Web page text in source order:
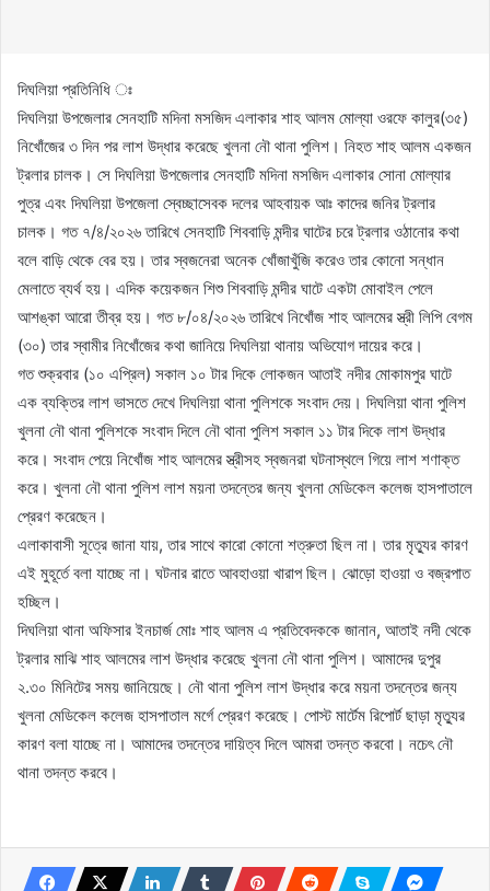
দিঘলিয়া প্রতিনিধি ঃ
দিঘলিয়া উপজেলার সেনহাটি মদিনা মসজিদ এলাকার শাহ আলম মোল্যা ওরফে কালুর(৩৫)
নিখোঁজের ৩ দিন পর লাশ উদ্ধার করেছে খুলনা নৌ থানা পুলিশ। নিহত শাহ আলম একজন
ট্রলার চালক। সে দিঘলিয়া উপজেলার সেনহাটি মদিনা মসজিদ এলাকার সোনা মোল্যার
পুত্র এবং দিঘলিয়া উপজেলা স্বেচ্ছাসেবক দলের আহবায়ক আঃ কাদের জনির ট্রলার
চালক। গত ৭/৪/২০২৬ তারিখে সেনহাটি শিববাড়ি মন্দীর ঘাটের চরে ট্রলার ওঠানোর কথা
বলে বাড়ি থেকে বের হয়। তার স্বজনেরা অনেক খোঁজাখুঁজি করেও তার কোনো সন্ধান
মেলাতে ব্যর্থ হয়। এদিক কয়েকজন শিশু শিববাড়ি মন্দীর ঘাটে একটা মোবাইল পেলে
আশঙ্কা আরো তীব্র হয়। গত ৮/০৪/২০২৬ তারিখে নিখোঁজ শাহ আলমের স্ত্রী লিপি বেগম
(৩০) তার স্বামীর নিখোঁজের কথা জানিয়ে দিঘলিয়া থানায় অভিযোগ দায়ের করে।
গত শুক্রবার (১০ এপ্রিল) সকাল ১০ টার দিকে লোকজন আতাই নদীর মোকামপুর ঘাটে
এক ব্যক্তির লাশ ভাসতে দেখে দিঘলিয়া থানা পুলিশকে সংবাদ দেয়। দিঘলিয়া থানা পুলিশ
খুলনা নৌ থানা পুলিশকে সংবাদ দিলে নৌ থানা পুলিশ সকাল ১১ টার দিকে লাশ উদ্ধার
করে। সংবাদ পেয়ে নিখোঁজ শাহ আলমের স্ত্রীসহ স্বজনরা ঘটনাস্থলে গিয়ে লাশ শণাক্ত
করে। খুলনা নৌ থানা পুলিশ লাশ ময়না তদন্তের জন্য খুলনা মেডিকেল কলেজ হাসপাতালে
প্রেরণ করেছেন।
এলাকাবাসী সূত্রে জানা যায়, তার সাথে কারো কোনো শত্রুতা ছিল না। তার মৃত্যুর কারণ
এই মুহূর্তে বলা যাচ্ছে না। ঘটনার রাতে আবহাওয়া খারাপ ছিল। ঝোড়ো হাওয়া ও বজ্রপাত
হচ্ছিল।
দিঘলিয়া থানা অফিসার ইনচার্জ মোঃ শাহ আলম এ প্রতিবেদককে জানান, আতাই নদী থেকে
ট্রলার মাঝি শাহ আলমের লাশ উদ্ধার করেছে খুলনা নৌ থানা পুলিশ। আমাদের দুপুর
২.৩০ মিনিটের সময় জানিয়েছে। নৌ থানা পুলিশ লাশ উদ্ধার করে ময়না তদন্তের জন্য
খুলনা মেডিকেল কলেজ হাসপাতাল মর্গে প্রেরণ করেছে। পোস্ট মার্টেম রিপোর্ট ছাড়া মৃত্যুর
কারণ বলা যাচ্ছে না। আমাদের তদন্তের দায়িত্ব দিলে আমরা তদন্ত করবো। নচেৎ নৌ
থানা তদন্ত করবে।